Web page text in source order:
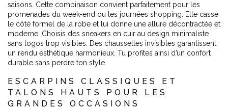
saisons. Cette combinaison convient parfaitement pour les
promenades du week-end ou les journées shopping. Elle casse
le côté formel de la robe et lui donne une allure décontractée et
moderne. Choisis des sneakers en cuir au design minimaliste
sans logos trop visibles. Des chaussettes invisibles garantissent
un rendu esthétique harmonieux. Tu profites ainsi d’un confort
durable sans perdre ton style.
ESCARPINS CLASSIQUES ET
TALONS HAUTS POUR LES
GRANDES OCCASIONS